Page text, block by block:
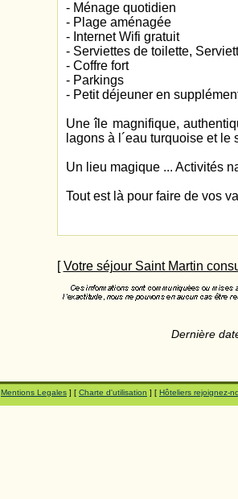
- Ménage quotidien
- Plage aménagée
- Internet Wifi gratuit
- Serviettes de toilette,
- Coffre fort
- Parkings
- Petit déjeuner en
Une île magnifique,
lagons à l´eau turquoise et
Un lieu magique ... Activités
Tout est là pour faire de vos
[Votre séjour Saint Martin
Dernière
Mentions Legales ] [ Charte d'utilisation ] [ Hôteliers rejoignez-